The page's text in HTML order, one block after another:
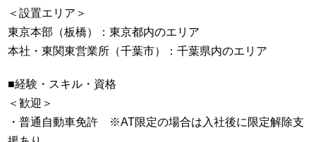
＜設置エリア＞
東京本部（板橋）：東京都内のエリア
本社・東関東営業所（千葉市）：千葉県内のエリア
■経験・スキル・資格
＜歓迎＞
・普通自動車免許 ※AT限定の場合は入社後に限定解除支